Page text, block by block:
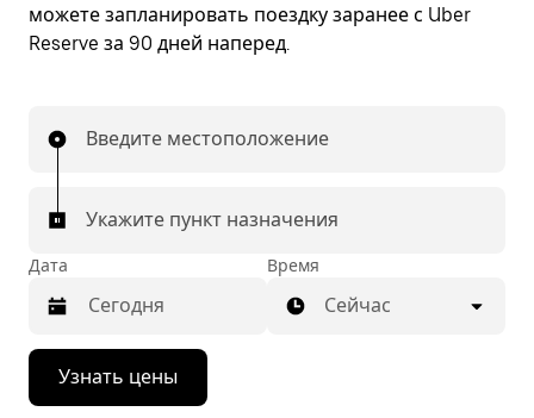
можете запланировать поездку заранее с Uber
Reserve за 90 дней наперед.
Введите местоположение
Укажите пункт назначения
Дата
Нажмите
стрелку
вниз,
Время
Сейчас
Узнать цены